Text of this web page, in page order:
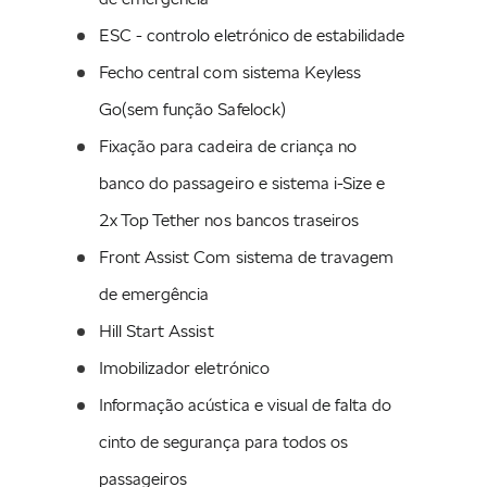
ESC - controlo eletrónico de estabilidade
Fecho central com sistema Keyless
Go(sem função Safelock)
Fixação para cadeira de criança no
banco do passageiro e sistema i-Size e
2x Top Tether nos bancos traseiros
Front Assist Com sistema de travagem
de emergência
Hill Start Assist
Imobilizador eletrónico
Informação acústica e visual de falta do
cinto de segurança para todos os
passageiros
Bank Gmbh - Sucursal em Portugal. Para mais informações
*Chamada para Rede fixa Nacional
A potência máxima é determinada de acordo com a norma UN-GTR.21. A
potência máxima está disponível quando a bateria de alta tensão está no
estado de carga (EdC) mais elevado possível e a funcionar dentro do intervalo
condução e é influenciada por fatores que incluem a temperatura da bateria, o
Intermediação de Crédito
Sistema de denúncia